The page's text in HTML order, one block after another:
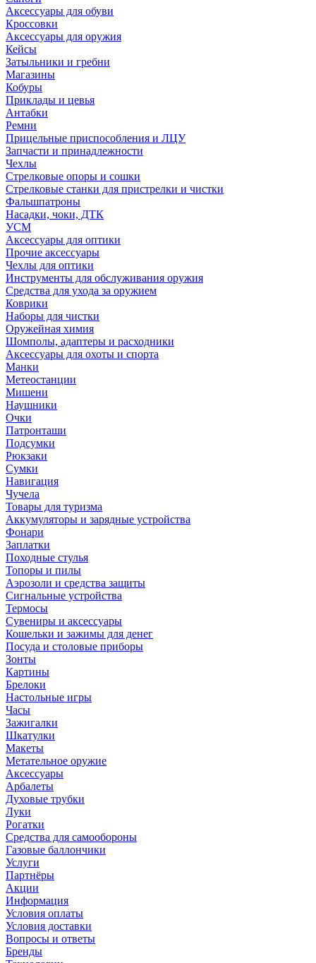
Аксессуары для обуви
Кроссовки
Аксессуары для оружия
Кейсы
Затыльники и гребни
Магазины
Кобуры
Приклады и цевья
Антабки
Ремни
Прицельные приспособления и ЛЦУ
Запчасти и принадлежности
Чехлы
Стрелковые опоры и сошки
Стрелковые станки для пристрелки и чистки
Фальшпатроны
Насадки, чоки, ДТК
УСМ
Аксессуары для оптики
Прочие аксессуары
Чехлы для оптики
Инструменты для обслуживания оружия
Средства для ухода за оружием
Коврики
Наборы для чистки
Оружейная химия
Шомполы, адаптеры и расходники
Аксессуары для охоты и спорта
Манки
Метеостанции
Мишени
Наушники
Очки
Патронташи
Подсумки
Рюкзаки
Сумки
Навигация
Чучела
Товары для туризма
Аккумуляторы и зарядные устройства
Фонари
Заплатки
Походные стулья
Топоры и пилы
Аэрозоли и средства защиты
Сигнальные устройства
Термосы
Сувениры и аксессуары
Кошельки и зажимы для денег
Посуда и столовые приборы
Зонты
Картины
Брелоки
Настольные игры
Часы
Зажигалки
Шкатулки
Макеты
Метательное оружие
Аксессуары
Арбалеты
Духовые трубки
Луки
Рогатки
Средства для самообороны
Газовые баллончики
Услуги
Партнёры
Акции
Информация
Условия оплаты
Условия доставки
Вопросы и ответы
Бренды